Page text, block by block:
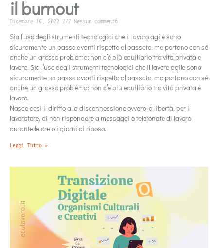
il burnout
Dicembre 16, 2022 Nessun commento
Sia l’uso degli strumenti tecnologici che il lavoro agile sono
sicuramente un passo avanti rispetto al passato, ma portano con sé
anche un grosso problema: non c’è più equilibrio tra vita privata e
lavoro. Sia l’uso degli strumenti tecnologici che il lavoro agile sono
sicuramente un passo avanti rispetto al passato, ma portano con sé
anche un grosso problema: non c’è più equilibrio tra vita privata e
lavoro.
Nasce così il diritto alla disconnessione ovvero la libertà, per il
lavoratore, di non rispondere a messaggi o telefonate di lavoro
durante le ore o i giorni di riposo.
Leggi Tutto »